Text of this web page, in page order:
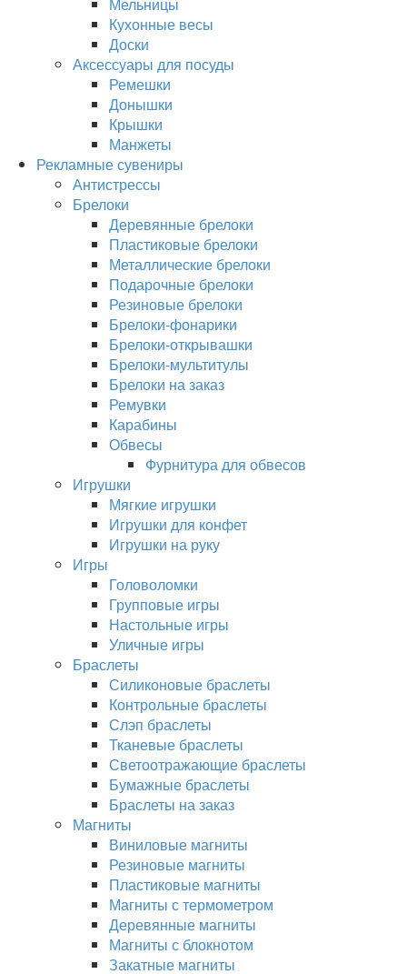
Кухонные весы
Доски
Аксессуары для посуды
Ремешки
Донышки
Крышки
Манжеты
Рекламные сувениры
Антистрессы
Брелоки
Деревянные брелоки
Пластиковые брелоки
Металлические брелоки
Подарочные брелоки
Резиновые брелоки
Брелоки-фонарики
Брелоки-открывашки
Брелоки-мультитулы
Брелоки на заказ
Ремувки
Карабины
Обвесы
Фурнитура для обвесов
Игрушки
Мягкие игрушки
Игрушки для конфет
Игрушки на руку
Игры
Головоломки
Групповые игры
Настольные игры
Уличные игры
Браслеты
Силиконовые браслеты
Контрольные браслеты
Слэп браслеты
Тканевые браслеты
Светоотражающие браслеты
Бумажные браслеты
Браслеты на заказ
Магниты
Виниловые магниты
Резиновые магниты
Пластиковые магниты
Магниты с термометром
Деревянные магниты
Магниты с блокнотом
Закатные магниты